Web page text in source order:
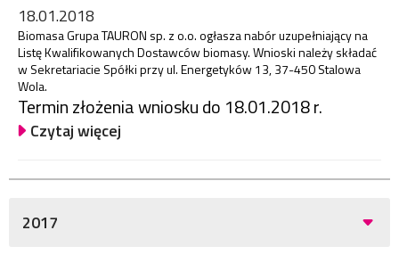
18.01.2018
Biomasa Grupa TAURON sp. z o.o. ogłasza nabór uzupełniający na
Listę Kwalifikowanych Dostawców biomasy. Wnioski należy składać
w Sekretariacie Spółki przy ul. Energetyków 13, 37-450 Stalowa
Wola.
Termin złożenia wniosku do 18.01.2018 r.
Czytaj więcej
2017